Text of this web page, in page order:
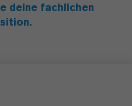
deine fachlichen